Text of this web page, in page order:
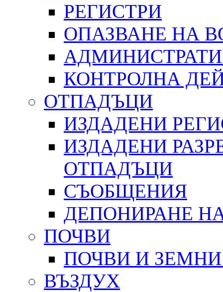
РЕГИСТРИ
ОПАЗВАНЕ НА
КОНТРОЛНА
ОТПАДЪЦИ
ИЗДАДЕНИ
ИЗДАДЕНИ
ОТПАДЪЦИ
СЪОБЩЕНИЯ
ДЕПОНИРАНЕ
ПОЧВИ
ПОЧВИ И
ВЪЗДУХ